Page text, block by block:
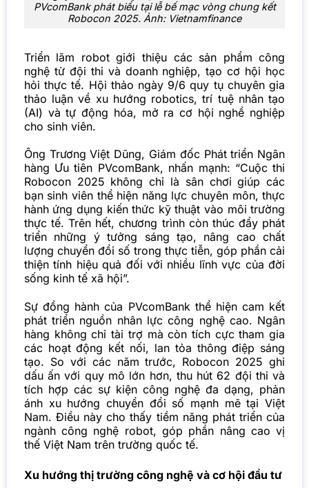
PVcomBank phát biểu tại lễ bế mạc vòng chung kết
Robocon 2025. Ảnh: Vietnamfinance
Triển lãm robot giới thiệu các sản phẩm công
nghệ từ đội thi và doanh nghiệp, tạo cơ hội học
hỏi thực tế. Hội thảo ngày 9/6 quy tụ chuyên gia
thảo luận về xu hướng robotics, trí tuệ nhân tạo
(AI) và tự động hóa, mở ra cơ hội nghề nghiệp
cho sinh viên.
Ông Trương Việt Dũng, Giám đốc Phát triển Ngân
hàng Ưu tiên PVcomBank, nhấn mạnh: “Cuộc thi
Robocon 2025 không chỉ là sân chơi giúp các
bạn sinh viên thể hiện năng lực chuyên môn, thực
hành ứng dụng kiến thức kỹ thuật vào môi trường
thực tế. Trên hết, chương trình còn thúc đẩy phát
triển những ý tưởng sáng tạo, nâng cao chất
lượng chuyển đổi số trong thực tiễn, góp phần cải
thiện tính hiệu quả đối với nhiều lĩnh vực của đời
sống kinh tế xã hội”.
Sự đồng hành của PVcomBank thể hiện cam kết
phát triển nguồn nhân lực công nghệ cao. Ngân
hàng không chỉ tài trợ mà còn tích cực tham gia
các hoạt động kết nối, lan tỏa thông điệp sáng
tạo. So với các năm trước, Robocon 2025 ghi
dấu ấn với quy mô lớn hơn, thu hút 62 đội thi và
tích hợp các sự kiện công nghệ đa dạng, phản
ánh xu hướng chuyển đổi số mạnh mẽ tại Việt
Nam. Điều này cho thấy tiềm năng phát triển của
ngành công nghệ robot, góp phần nâng cao vị
thế Việt Nam trên trường quốc tế.
Xu hướng thị trường công nghệ và cơ hội đầu tư